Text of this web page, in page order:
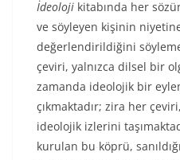
İdeoloji kitabında her
ve söyleyen kişinin
değerlendirildiğini
çeviri, yalnızca dilsel bir
zamanda ideolojik bir
çıkmaktadır; zira her
ideolojik izlerini
kurulan bu köprü,